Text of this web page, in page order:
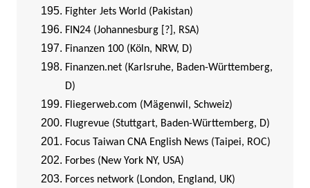
Fighter Jets World (Pakistan)
FIN24 (Johannesburg [?], RSA)
Finanzen 100 (Köln, NRW, D)
Finanzen.net (Karlsruhe, Baden-Württemberg,
D)
Fliegerweb.com (Mägenwil, Schweiz)
Flugrevue (Stuttgart, Baden-Württemberg, D)
Focus Taiwan CNA English News (Taipei, ROC)
Forbes (New York NY, USA)
Forces network (London, England, UK)